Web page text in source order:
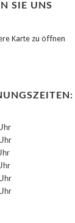
SIE UNS